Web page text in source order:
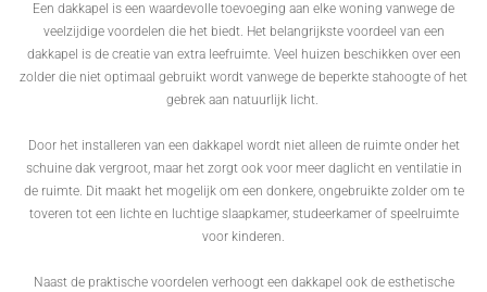
Een dakkapel is een waardevolle toevoeging aan elke woning vanwege de
veelzijdige voordelen die het biedt. Het belangrijkste voordeel van een
dakkapel is de creatie van extra leefruimte. Veel huizen beschikken over een
zolder die niet optimaal gebruikt wordt vanwege de beperkte stahoogte of het
gebrek aan natuurlijk licht.
Door het installeren van een dakkapel wordt niet alleen de ruimte onder het
schuine dak vergroot, maar het zorgt ook voor meer daglicht en ventilatie in
de ruimte. Dit maakt het mogelijk om een donkere, ongebruikte zolder om te
toveren tot een lichte en luchtige slaapkamer, studeerkamer of speelruimte
voor kinderen.
Naast de praktische voordelen verhoogt een dakkapel ook de esthetische